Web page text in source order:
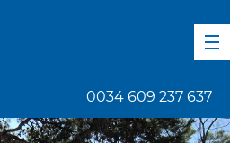
0034 609 237 637